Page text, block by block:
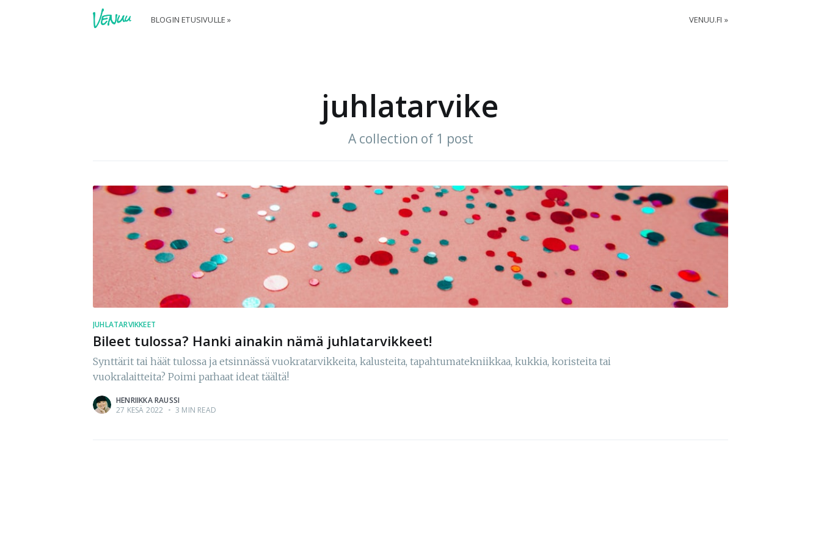
BLOGIN ETUSIVULLE » VENUU.FI
juhlatarvike
A collection of 1 post
JUHLATARVIKKEET
Bileet tulossa? Hanki ainakin nämä juhlatarvikkeet!
Synttärit tai häät tulossa ja etsinnässä vuokratarvikkeita, kalusteita, tapahtumatekniikkaa, kukkia, koristeita tai
vuokralaitteita? Poimi parhaat ideat täältä!
HENRIIKKA RAUSSI
27 KESÄ 2022 • 3 MIN READ